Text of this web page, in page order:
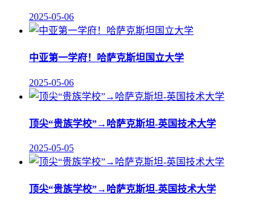
2025-05-06
中亚第一学府！哈萨克斯坦国立大学
2025-05-06
顶尖“贵族学校”→哈萨克斯坦-英国技术大学
2025-05-05
顶尖“贵族学校”→哈萨克斯坦-英国技术大学